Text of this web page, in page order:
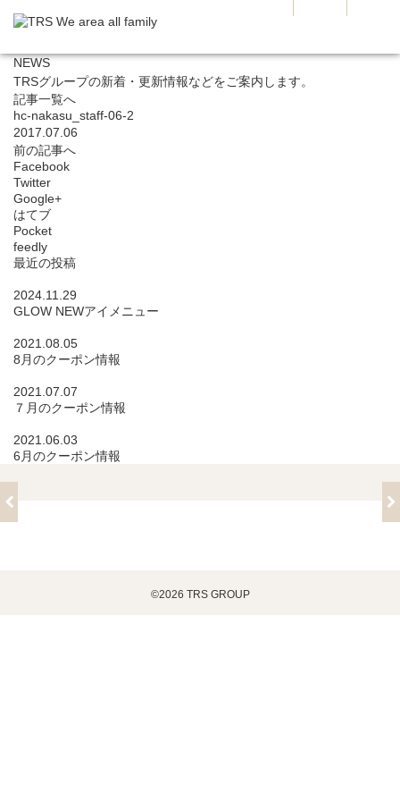
NEWS
TRSグループの新着・更新情報などをご案内します。
記事一覧へ
hc-nakasu_staff-06-2
2017.07.06
前の記事へ
Facebook
Twitter
Google+
はてブ
Pocket
feedly
最近の投稿
2024.11.29
GLOW NEWアイメニュー
2021.08.05
8月のクーポン情報
2021.07.07
７月のクーポン情報
2021.06.03
6月のクーポン情報
©2026 TRS GROUP